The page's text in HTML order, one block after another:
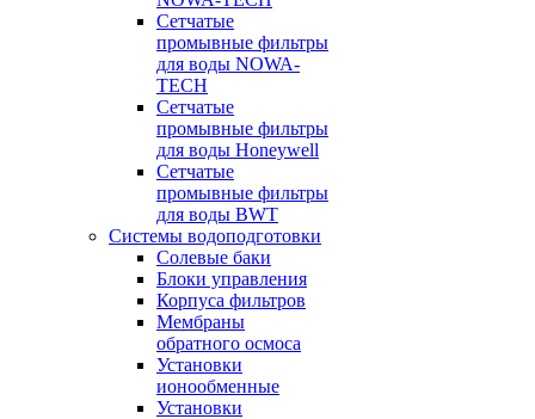
Сетчатые
промывные фильтры
для воды NOWA-
TECH
Сетчатые
промывные фильтры
для воды Honeywell
Сетчатые
промывные фильтры
для воды BWT
Системы водоподготовки
Солевые баки
Блоки управления
Корпуса фильтров
Мембраны
обратного осмоса
Установки
ионообменные
Установки